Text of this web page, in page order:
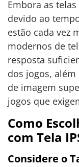
Embora as
devido ao
estão cada vez
modernos de
resposta
dos jogos,
de imagem
jogos que
Como
com Tela
Considere o